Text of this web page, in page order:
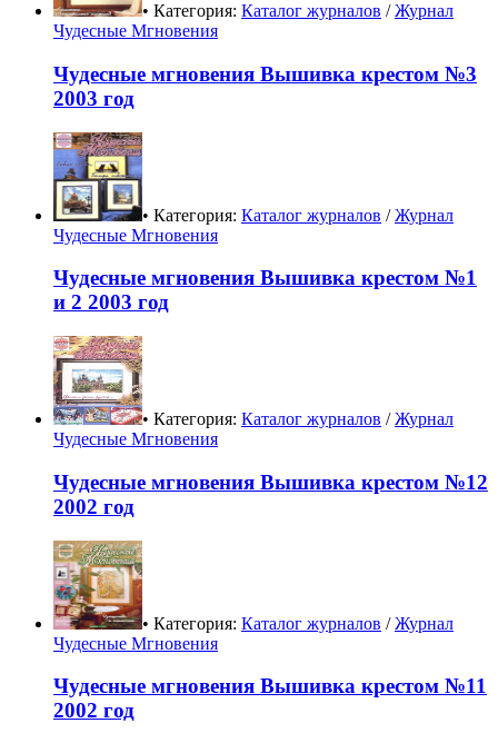
• Категория: Каталог журналов /Журнал
Чудесные Мгновения
Чудесные мгновения Вышивка крестом №3
2003 год
• Категория: Каталог журналов /Журнал
Чудесные Мгновения
Чудесные мгновения Вышивка крестом №1
и 2 2003 год
• Категория: Каталог журналов /Журнал
Чудесные Мгновения
Чудесные мгновения Вышивка крестом №12
2002 год
• Категория: Каталог журналов /Журнал
Чудесные Мгновения
Чудесные мгновения Вышивка крестом №11
2002 год